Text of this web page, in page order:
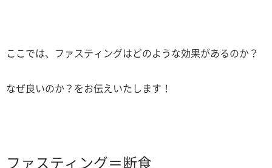
ここでは、ファスティングはどのような効果があるのか？
なぜ良いのか？をお伝えいたします！
ファスティング＝断食